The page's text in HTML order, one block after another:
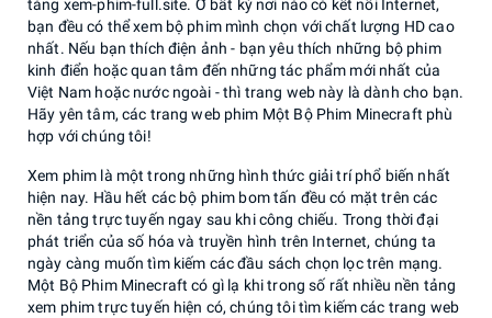
tảng xem-phim-full.site. Ở bất kỳ nơi nào có kết nối Internet,
bạn đều có thể xem bộ phim mình chọn với chất lượng HD cao
nhất. Nếu bạn thích điện ảnh - bạn yêu thích những bộ phim
kinh điển hoặc quan tâm đến những tác phẩm mới nhất của
Việt Nam hoặc nước ngoài - thì trang web này là dành cho bạn.
Hãy yên tâm, các trang web phim Một Bộ Phim Minecraft phù
hợp với chúng tôi!
Xem phim là một trong những hình thức giải trí phổ biến nhất
hiện nay. Hầu hết các bộ phim bom tấn đều có mặt trên các
nền tảng trực tuyến ngay sau khi công chiếu. Trong thời đại
phát triển của số hóa và truyền hình trên Internet, chúng ta
ngày càng muốn tìm kiếm các đầu sách chọn lọc trên mạng.
Một Bộ Phim Minecraft có gì lạ khi trong số rất nhiều nền tảng
xem phim trực tuyến hiện có, chúng tôi tìm kiếm các trang web